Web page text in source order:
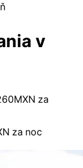
v
za
za noc